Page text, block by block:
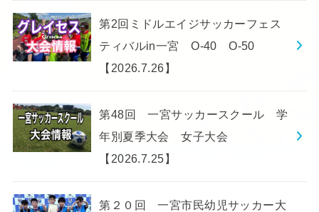
第2回ミドルエイジサッカーフェス
ティバルin一宮 O-40 O-50
【2026.7.26】
第48回 一宮サッカースクール 学
年別夏季大会 女子大会
【2026.7.25】
第２０回 一宮市民幼児サッカー大